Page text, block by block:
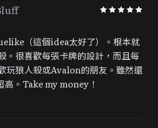
（這個idea太好了）。根本就
。很喜歡每張卡牌的設計，而且每
玩狼人殺或Avalon的朋友。雖然還
高。Take my money！